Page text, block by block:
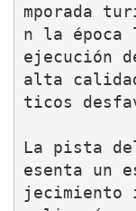
mporada
n la
ejecución
alta
ticos
La pista
esenta un
jecimiento